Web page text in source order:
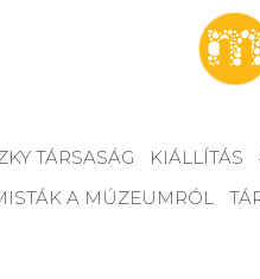
TÁRSASÁG KIÁLLÍTÁS
A MÚZEUMRÓL